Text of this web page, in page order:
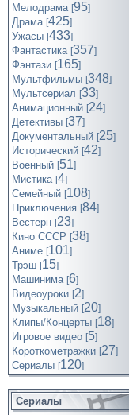
Мелодрама [95]
Драма [425]
Ужасы [433]
Фантастика [357]
Фэнтази [165]
Мультфильмы [348]
Мультсериал [33]
Анимационный [24]
Детективы [37]
Документальный [25]
Исторический [42]
Военный [51]
Мистика [4]
Семейный [108]
Приключения [84]
Вестерн [23]
Кино СССР [38]
Аниме [101]
Трэш [15]
Машинима [6]
Видеоуроки [2]
Музыкальный [20]
Клипы/Концерты [18]
Игровое видео [5]
Короткометражки [27]
Cериалы [120]
Сериалы